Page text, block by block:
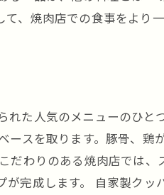
、焼肉店での食事をより
た人気のメニューのひ
ースを取ります。豚骨、
わりのある焼肉店では、
完成します。 自家製ク